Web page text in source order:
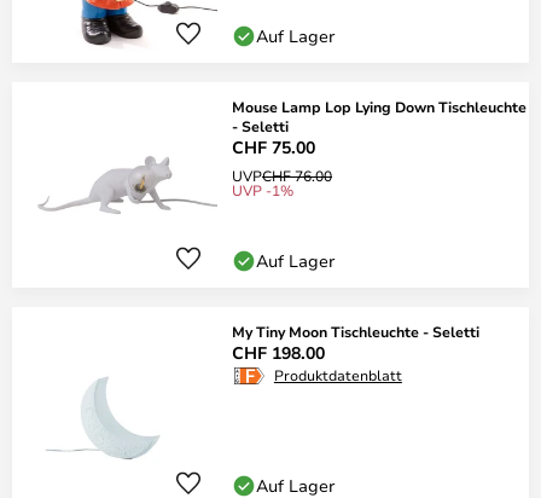
Auf Lager
Mouse Lamp Lop Lying Down Tischleuchte
- Seletti
CHF 75.00
UVPCHF 76.00
UVP -1%
Auf Lager
My Tiny Moon Tischleuchte - Seletti
CHF 198.00
Produktdatenblatt
Auf Lager